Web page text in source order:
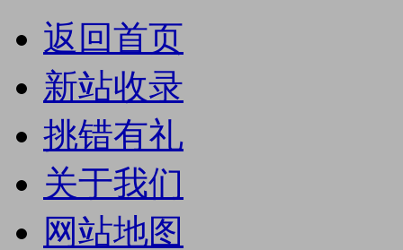
返回首页
新站收录
挑错有礼
关于我们
网站地图